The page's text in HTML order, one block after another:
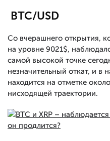
BTC/USD
Со вчерашнего открытия,
на уровне 9021$,
самой высокой точке
незначительный откат, и в
находится на отметке
нисходящей траектории.